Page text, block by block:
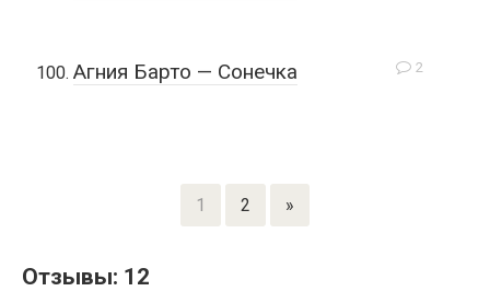
2
Агния Барто — Сонечка
1 2 »
Отзывы: 12